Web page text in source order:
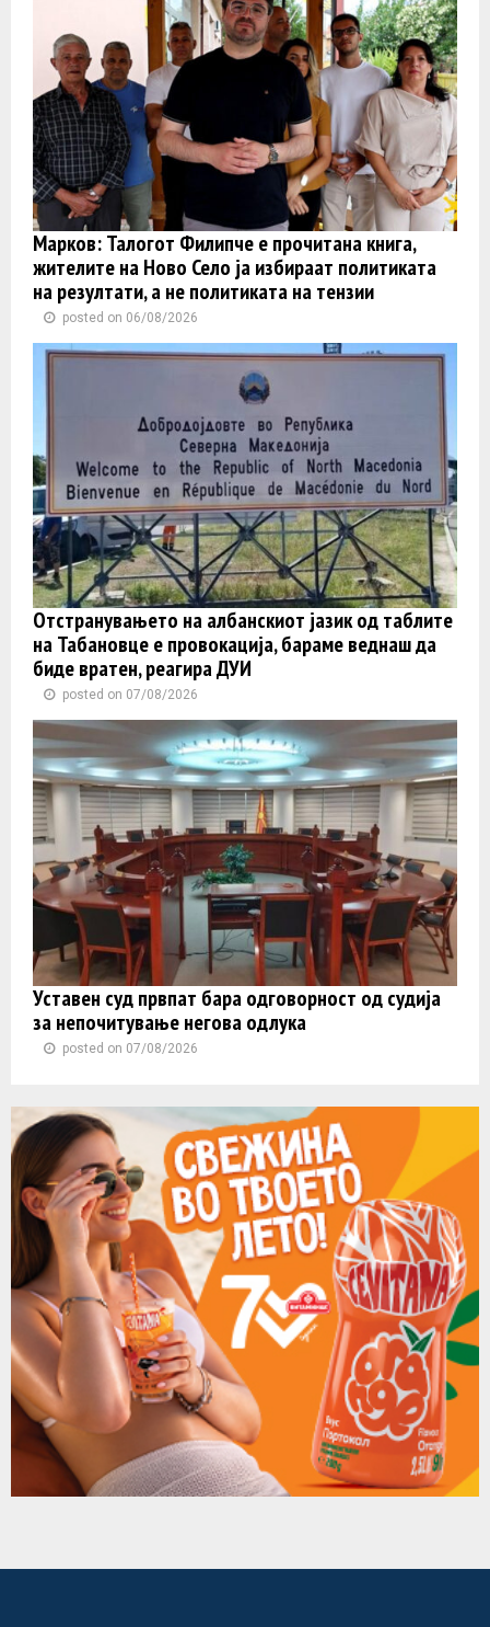
Марков: Талогот Филипче е прочитана книга,
жителите на Ново Село ја избираат политиката
на резултати, а не политиката на тензии
posted on 06/08/2026
Отстранувањето на албанскиот јазик од таблите
на Табановце е провокација, бараме веднаш да
биде вратен, реагира ДУИ
posted on 07/08/2026
Уставен суд првпат бара одговорност од судија
за непочитување негова одлука
posted on 07/08/2026